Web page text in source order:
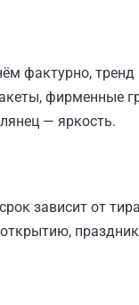
фактурно,
фирменные
— яркость.
зависит от